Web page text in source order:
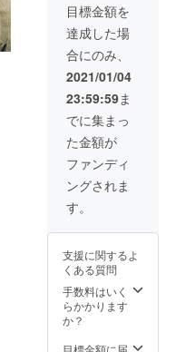
き、 １
～３月
中に発
送手配
をさせ
ていた
だきま
す。 ３
kg以上
のご注
文にな
ります
ので、
望の日
にちで
お届け
手配を
させて
いただ
送の遅
が行わ
れる半
年後ま
で、今
回記載
価格で
販売い
たしま
す) ★可
能な限
り新鮮
なもの
をお届
で、事
絡を取
らせて
いただ
き、 １
～３月
送手配
目標金額を
達成した場
合にのみ、
2021/01/04
23:59:59ま
でに集まっ
た金額が
ファンディ
ングされま
す。
支援に関するよ
くある質問
手数料はいく
らかかります
か？
目標金額に届